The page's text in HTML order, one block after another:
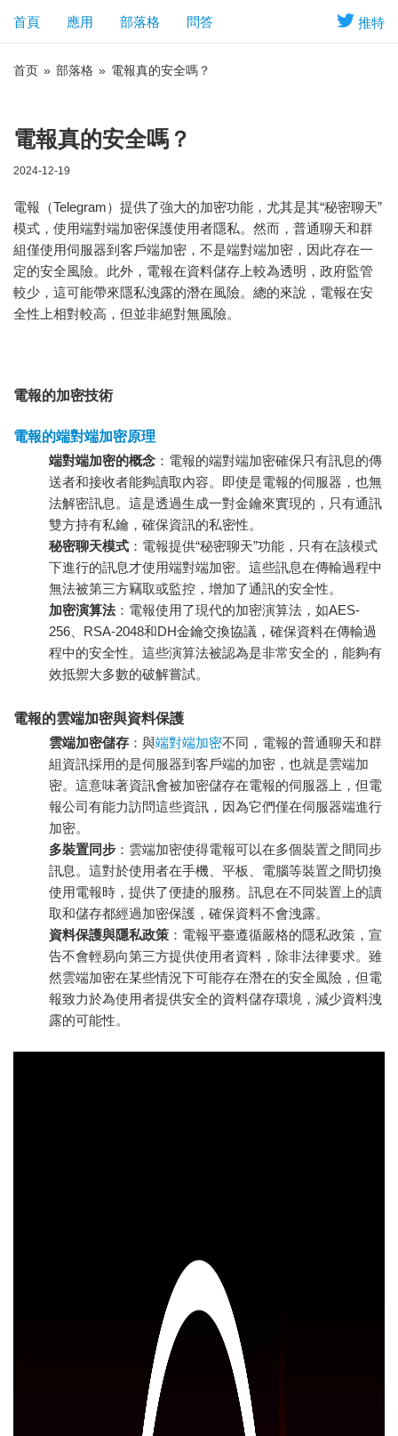
推特
首頁 應用 部落格 問答
首页 » 部落格 » 電報真的安全嗎？
電報真的安全嗎？
2024-12-19
電報（Telegram）提供了強大的加密功能，尤其是其“秘密聊天”
模式，使用端對端加密保護使用者隱私。然而，普通聊天和群
組僅使用伺服器到客戶端加密，不是端對端加密，因此存在一
定的安全風險。此外，電報在資料儲存上較為透明，政府監管
較少，這可能帶來隱私洩露的潛在風險。總的來說，電報在安
全性上相對較高，但並非絕對無風險。
電報的加密技術
電報的端對端加密原理
端對端加密的概念 ：電報的端對端加密確保只有訊息的傳
送者和接收者能夠讀取內容。即使是電報的伺服器，也無
法解密訊息。這是透過生成一對金鑰來實現的，只有通訊
雙方持有私鑰，確保資訊的私密性。
秘密聊天模式 ：電報提供“秘密聊天”功能，只有在該模式
下進行的訊息才使用端對端加密。這些訊息在傳輸過程中
無法被第三方竊取或監控，增加了通訊的安全性。
加密演算法：電報使用了現代的加密演算法，如AES-
256、RSA-2048和DH金鑰交換協議，確保資料在傳輸過
程中的安全性。這些演算法被認為是非常安全的，能夠有
效抵禦大多數的破解嘗試。
電報的雲端加密與資料保護
雲端加密儲存 ：與端對端加密不同，電報的普通聊天和群
組資訊採用的是伺服器到客戶端的加密，也就是雲端加
密。這意味著資訊會被加密儲存在電報的伺服器上，但電
報公司有能力訪問這些資訊，因為它們僅在伺服器端進行
加密。
多裝置同步 ：雲端加密使得電報可以在多個裝置之間同步
訊息。這對於使用者在手機、平板、電腦等裝置之間切換
使用電報時，提供了便捷的服務。訊息在不同裝置上的讀
取和儲存都經過加密保護，確保資料不會洩露。
資料保護與隱私政策 ：電報平臺遵循嚴格的隱私政策，宣
告不會輕易向第三方提供使用者資料，除非法律要求。雖
然雲端加密在某些情況下可能存在潛在的安全風險，但電
報致力於為使用者提供安全的資料儲存環境，減少資料洩
露的可能性。